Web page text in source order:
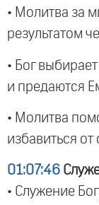
• Молитва за
результатом
• Бог
и предаются
• Молитва
избавиться от
01:07:46
• Служение